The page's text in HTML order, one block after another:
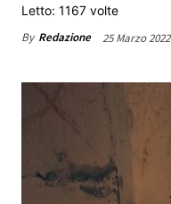
Letto: 1167 volte
By Redazione 25 Marzo 2022